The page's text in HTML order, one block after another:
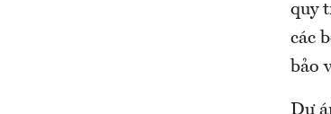
quy
các
bảo
Dự